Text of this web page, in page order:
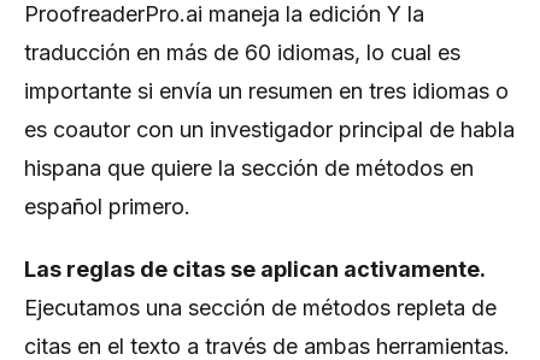
ProofreaderPro.ai maneja la edición Y la
traducción en más de 60 idiomas, lo cual es
importante si envía un resumen en tres idiomas o
es coautor con un investigador principal de habla
hispana que quiere la sección de métodos en
español primero.
Las reglas de citas se aplican activamente.
Ejecutamos una sección de métodos repleta de
citas en el texto a través de ambas herramientas.